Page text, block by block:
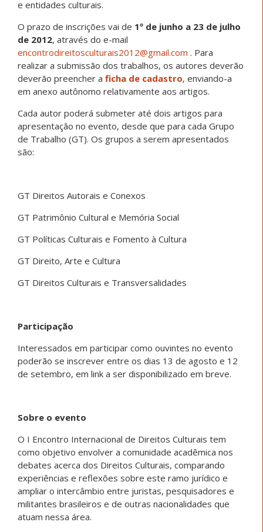
e entidades culturais.
O prazo de inscrições vai de 1º de junho a 23 de julho
de 2012, através do e-mail
encontrodireitosculturais2012@gmail.com . Para
realizar a submissão dos trabalhos, os autores deverão
deverão preencher a ficha de cadastro, enviando-a
em anexo autônomo relativamente aos artigos.
Cada autor poderá submeter até dois artigos para
apresentação no evento, desde que para cada Grupo
de Trabalho (GT). Os grupos a serem apresentados
são:
GT Direitos Autorais e Conexos
GT Patrimônio Cultural e Memória Social
GT Políticas Culturais e Fomento à Cultura
GT Direito, Arte e Cultura
GT Direitos Culturais e Transversalidades
Participação
Interessados em participar como ouvintes no evento
poderão se inscrever entre os dias 13 de agosto e 12
de setembro, em link a ser disponibilizado em breve.
Sobre o evento
O I Encontro Internacional de Direitos Culturais tem
como objetivo envolver a comunidade acadêmica nos
debates acerca dos Direitos Culturais, comparando
experiências e reflexões sobre este ramo jurídico e
ampliar o intercâmbio entre juristas, pesquisadores e
militantes brasileiros e de outras nacionalidades que
atuam nessa área.